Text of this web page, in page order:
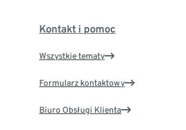
Kontakt i pomoc
Wszystkie tematy
Formularz kontaktowy
Biuro Obsługi Klienta